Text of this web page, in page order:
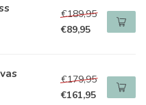
€189,95
€89,95
€179,95
€161,95